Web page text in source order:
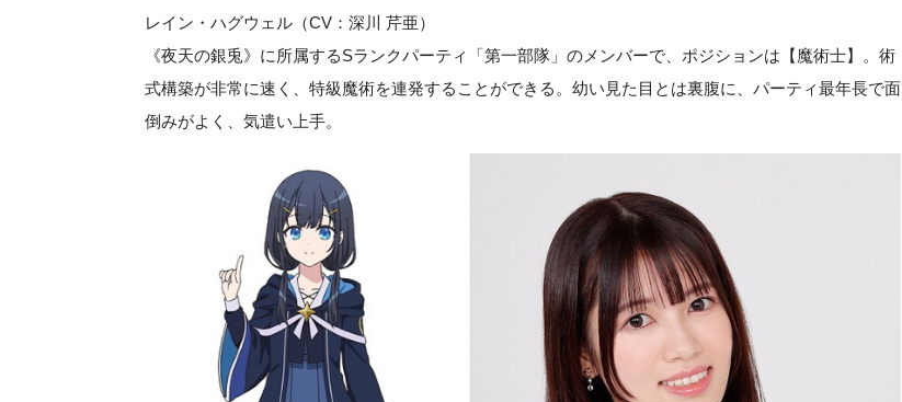
レイン・ハグウェル（CV：深川 芹亜）
《夜天の銀兎》に所属するSランクパーティ「第一部隊」のメンバーで、ポジションは【魔術士】。術
式構築が非常に速く、特級魔術を連発することができる。幼い見た目とは裏腹に、パーティ最年長で面
倒みがよく、気遣い上手。